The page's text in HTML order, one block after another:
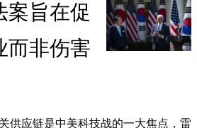
案旨在促
而非伤害
供应链是中美科技战的一大焦点，雷